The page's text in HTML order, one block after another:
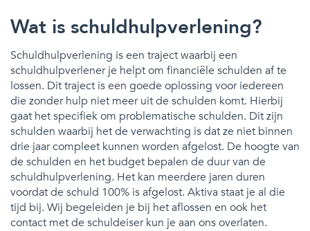
Wat is schuldhulpverlening?
Schuldhulpverlening is een traject waarbij een
schuldhulpverlener je helpt om financiële schulden af te
lossen. Dit traject is een goede oplossing voor iedereen
die zonder hulp niet meer uit de schulden komt. Hierbij
gaat het specifiek om problematische schulden. Dit zijn
schulden waarbij het de verwachting is dat ze niet binnen
drie jaar compleet kunnen worden afgelost. De hoogte van
de schulden en het budget bepalen de duur van de
schuldhulpverlening. Het kan meerdere jaren duren
voordat de schuld 100% is afgelost. Aktiva staat je al die
tijd bij. Wij begeleiden je bij het aflossen en ook het
contact met de schuldeiser kun je aan ons overlaten.